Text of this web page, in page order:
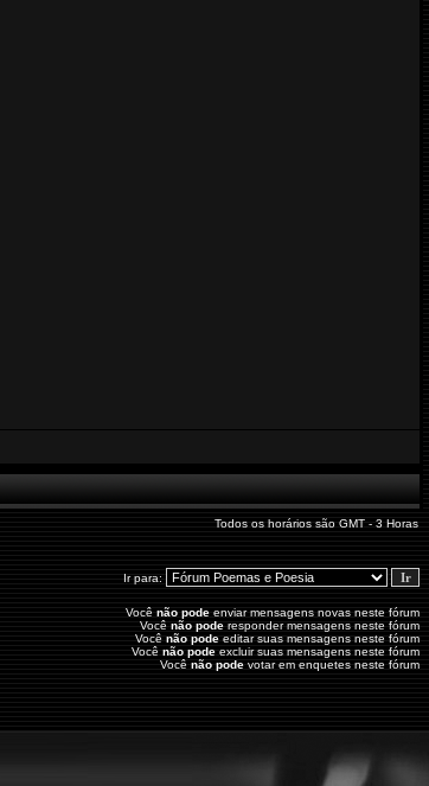
Todos os horários são GMT - 3 Horas
Ir para:
Vocênão pode enviar mensagens novas neste fórum
Vocênão pode responder mensagens neste fórum
Vocênão pode editar suas mensagens neste fórum
Vocênão pode excluir suas mensagens neste fórum
Vocênão pode votar em enquetes neste fórum